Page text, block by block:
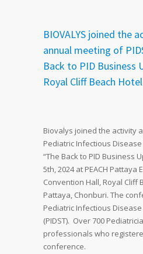
BIOVALYS joined the
annual meeting of
Back to PID Business
Royal Cliff Beach
Biovalys joined the activity
Pediatric Infectious
“The Back to PID Business
5th, 2024 at PEACH Pattaya
Convention Hall, Royal Cliff
Pattaya, Chonburi. The
Pediatric Infectious
(PIDST). Over 700
professionals who
conference.